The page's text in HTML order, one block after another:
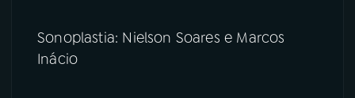
Sonoplastia: Nielson Soares e Marcos
Inácio